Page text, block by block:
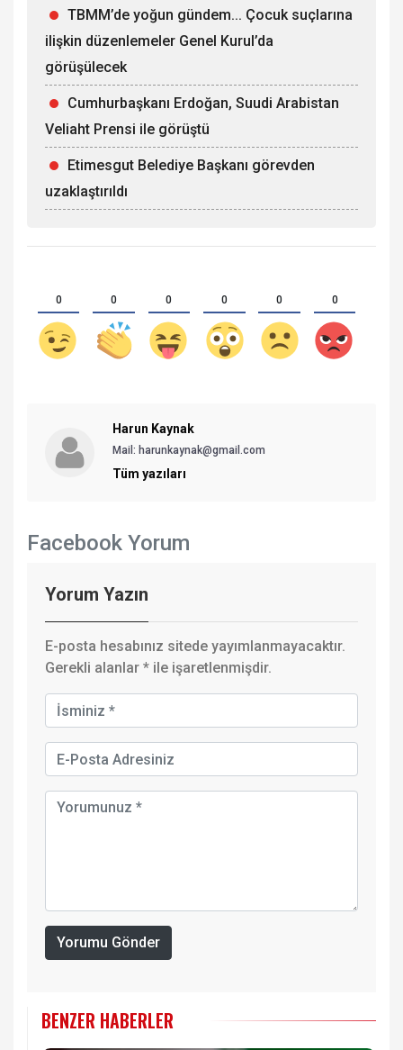
TBMM’de yoğun gündem... Çocuk suçlarına
ilişkin düzenlemeler Genel Kurul’da
görüşülecek
Cumhurbaşkanı Erdoğan, Suudi Arabistan
Veliaht Prensi ile görüştü
Etimesgut Belediye Başkanı görevden
uzaklaştırıldı
0 0 0 0 0 0
Harun Kaynak
Mail: harunkaynak@gmail.com
Tüm yazıları
Facebook Yorum
Yorum Yazın
E-posta hesabınız sitede yayımlanmayacaktır.
Gerekli alanlar * ile işaretlenmişdir.
Yorumu Gönder
BENZER HABERLER